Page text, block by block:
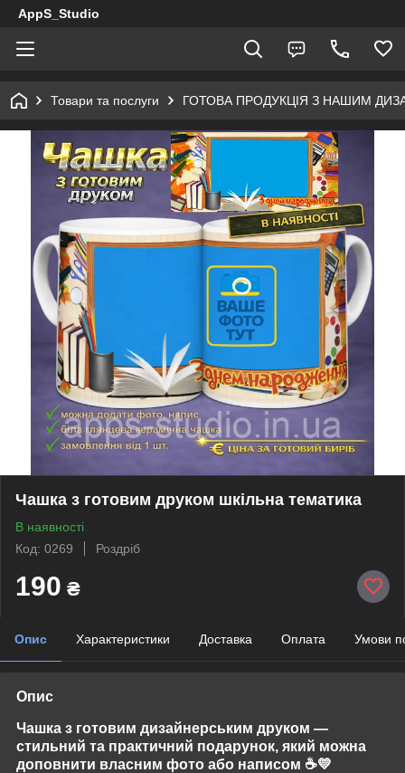
AppS_Studio
Товари та послуги ГОТОВА ПРОДУКЦІЯ З НАШИМ
Чашка з готовим друком шкільна тематика
В наявності
Код: 0269
Роздріб
190 ₴
Опис Характеристики Доставка Оплата Умови
Опис
Чашка з готовим дизайнерським друком —
стильний та практичний подарунок, який можна
доповнити власним фото або написом ☕💛